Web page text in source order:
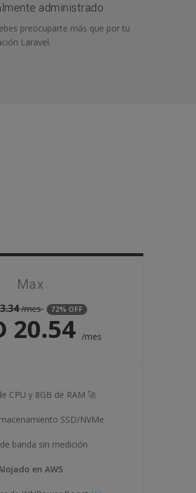
administrado
preocuparte más que por tu
Laravel.
Max
/mes 72% OFF
20.54 /mes
CPU y 8GB de RAM 🚀
SSD/NVMe
banda sin medición
en AWS